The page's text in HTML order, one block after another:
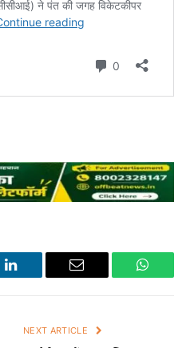
LinkedIn Email
NEXT ARTICLE